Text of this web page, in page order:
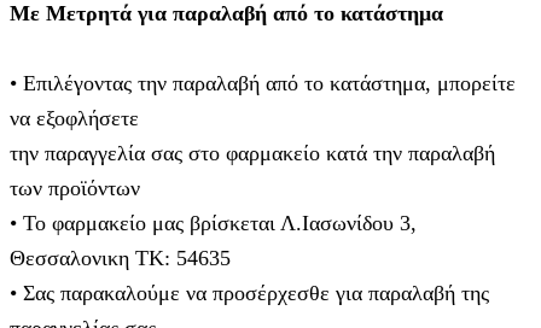
Με Μετρητά για παραλαβή από το κατάστημα
• Επιλέγοντας την παραλαβή από το κατάστημα, μπορείτε
να εξοφλήσετε
την παραγγελία σας στο φαρμακείο κατά την παραλαβή
των προϊόντων
• Το φαρμακείο μας βρίσκεται Λ.Ιασωνίδου 3,
Θεσσαλονικη ΤΚ: 54635
• Σας παρακαλούμε να προσέρχεσθε για παραλαβή της